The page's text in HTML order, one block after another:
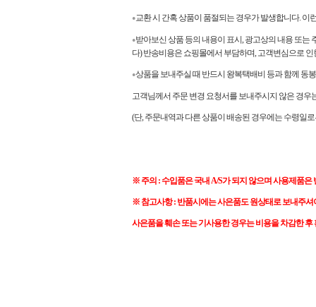
●교환 시 간혹 상품이 품절되는 경우가 발생합니다.
●받아보신 상품 등의 내용이 표시, 광고상의 내용 또는
다) 반송비용은 쇼핑몰에서 부담하며, 고객변심으로
●상품을 보내주실 때 반드시 왕복택배비 등과 함께 동
고객님께서 주문 변경 요청서를 보내주시지 않은 경우
(단, 주문내역과 다른 상품이 배송된 경우에는 수령일
※ 주의 : 수입품은 국내 A/S가 되지 않으며 사용제품은
※ 참고사항 : 반품시에는 사은품도 원상태로 보내주
사은품을 훼손 또는 기사용한 경우는 비용을 차감한 후